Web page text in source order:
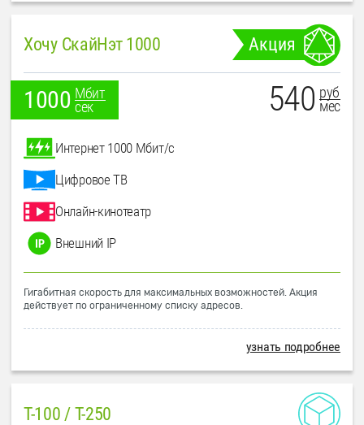
Хочу СкайНэт 1000 Акция
1000 Мбит
сек
540 руб
мес
Интернет 1000 Мбит/с
Цифровое ТВ
Онлайн-кинотеатр
Внешний IP
Гигабитная скорость для максимальных возможностей. Акция
действует по ограниченному списку адресов.
узнать подробнее
T-100 / T-250